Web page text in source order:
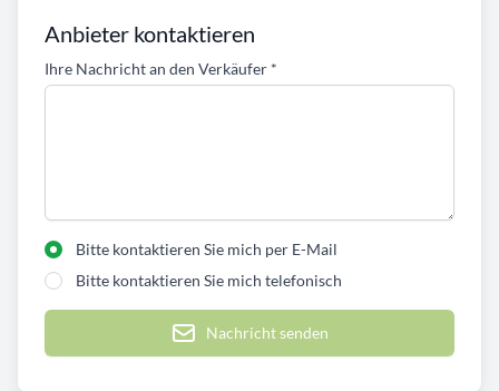
Anbieter kontaktieren
Ihre Nachricht an den Verkäufer *
Bitte kontaktieren Sie mich per E-Mail
Bitte kontaktieren Sie mich telefonisch
Nachricht senden